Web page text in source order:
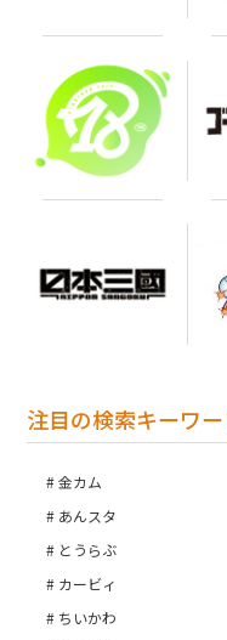
注目の検索キーワ
金カム
あんスタ
とうらぶ
カービィ
ちいかわ